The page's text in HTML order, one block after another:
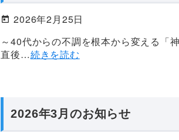
2026年2月25日
～40代からの不調を根本から変える「
直後…続きを読む
2026年3月のお知らせ